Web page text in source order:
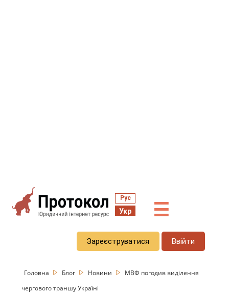
Рус
Укр ☰
Зареєструватися Ввійти
Головна Блог Новини
МВФ погодив виділення
чергового траншу Україні